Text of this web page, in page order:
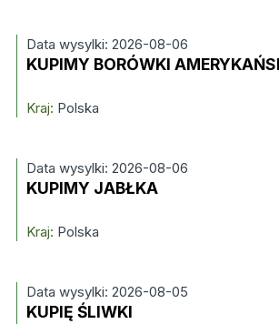
Data wysylki: 2026-08-06
KUPIMY BORÓWKI
Kraj: Polska
Data wysylki: 2026-08-06
KUPIMY JABŁKA
Kraj: Polska
Data wysylki: 2026-08-05
KUPIĘ ŚLIWKI